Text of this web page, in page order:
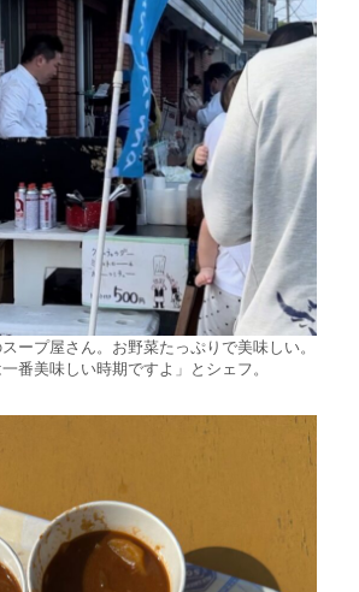
ープ屋さん。お野菜たっぷりで美味しい。
番美味しい時期ですよ」とシェフ。